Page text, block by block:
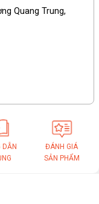
Quang Trung,
DẪN
ĐÁNH GIÁ
SẢN PHẨM